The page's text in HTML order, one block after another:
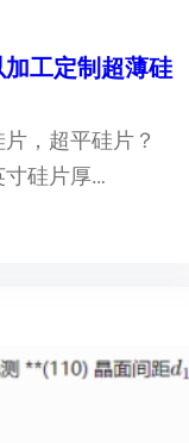
工定制超薄硅
，超平硅片？
寸硅片厚…